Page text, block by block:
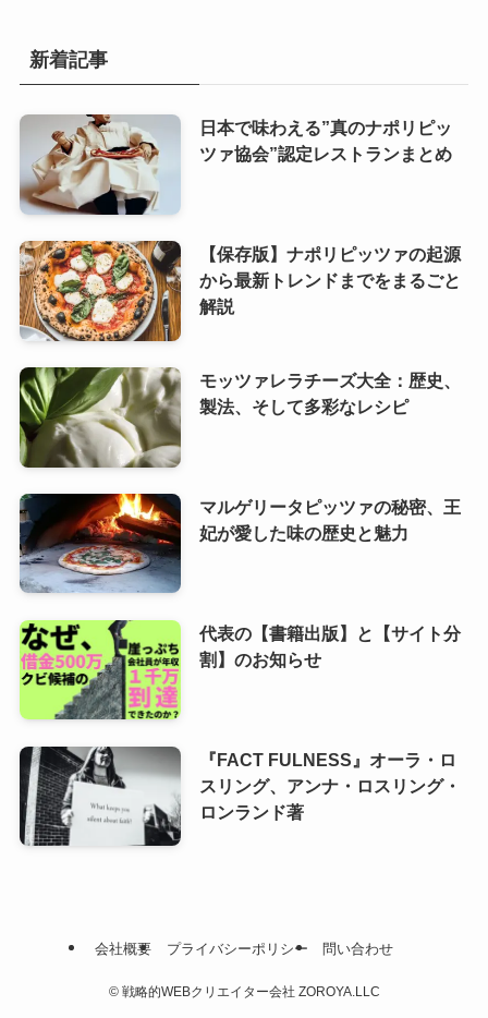
新着記事
日本で味わえる”真のナポリピッ
ツァ協会”認定レストランまとめ
【保存版】ナポリピッツァの起源
から最新トレンドまでをまるごと
解説
モッツァレラチーズ大全：歴史、
製法、そして多彩なレシピ
マルゲリータピッツァの秘密、王
妃が愛した味の歴史と魅力
代表の【書籍出版】と【サイト分
割】のお知らせ
『FACT FULNESS』オーラ・ロ
スリング、アンナ・ロスリング・
ロンランド著
会社概要 プライバシーポリシー 問い合わせ
©戦略的WEBクリエイター会社 ZOROYA.LLC